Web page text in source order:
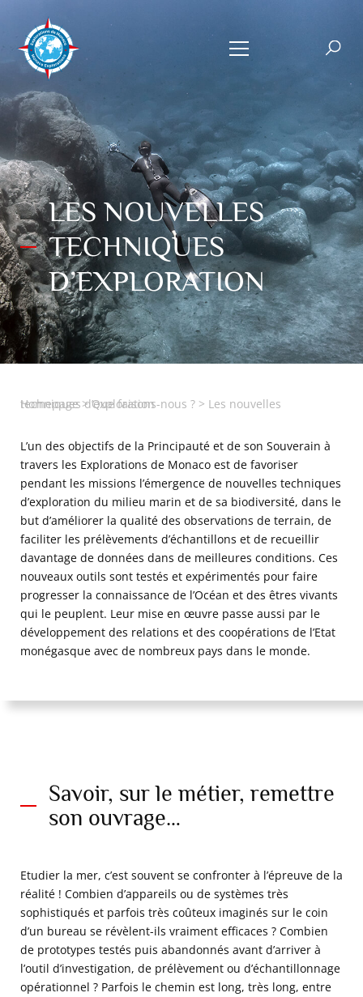
LES NOUVELLES
TECHNIQUES
D’EXPLORATION
Homepage>Que faisons-nous ? >
Les nouvelles techniques d’exploration
L’un des objectifs de la Principauté et de son Souverain à
travers les Explorations de Monaco est de favoriser
pendant les missions l’émergence de nouvelles techniques
d’exploration du milieu marin et de sa biodiversité, dans le
but d’améliorer la qualité des observations de terrain, de
faciliter les prélèvements d’échantillons et de recueillir
davantage de données dans de meilleures conditions. Ces
nouveaux outils sont testés et expérimentés pour faire
progresser la connaissance de l’Océan et des êtres vivants
qui le peuplent. Leur mise en œuvre passe aussi par le
développement des relations et des coopérations de l’Etat
monégasque avec de nombreux pays dans le monde.
Savoir, sur le métier, remettre
son ouvrage…
Etudier la mer, c’est souvent se confronter à l’épreuve de la
réalité ! Combien d’appareils ou de systèmes très
sophistiqués et parfois très coûteux imaginés sur le coin
d’un bureau se révèlent-ils vraiment efficaces ? Combien
de prototypes testés puis abandonnés avant d’arriver à
l’outil d’investigation, de prélèvement ou d’échantillonnage
opérationnel ? Parfois le chemin est long, très long, entre